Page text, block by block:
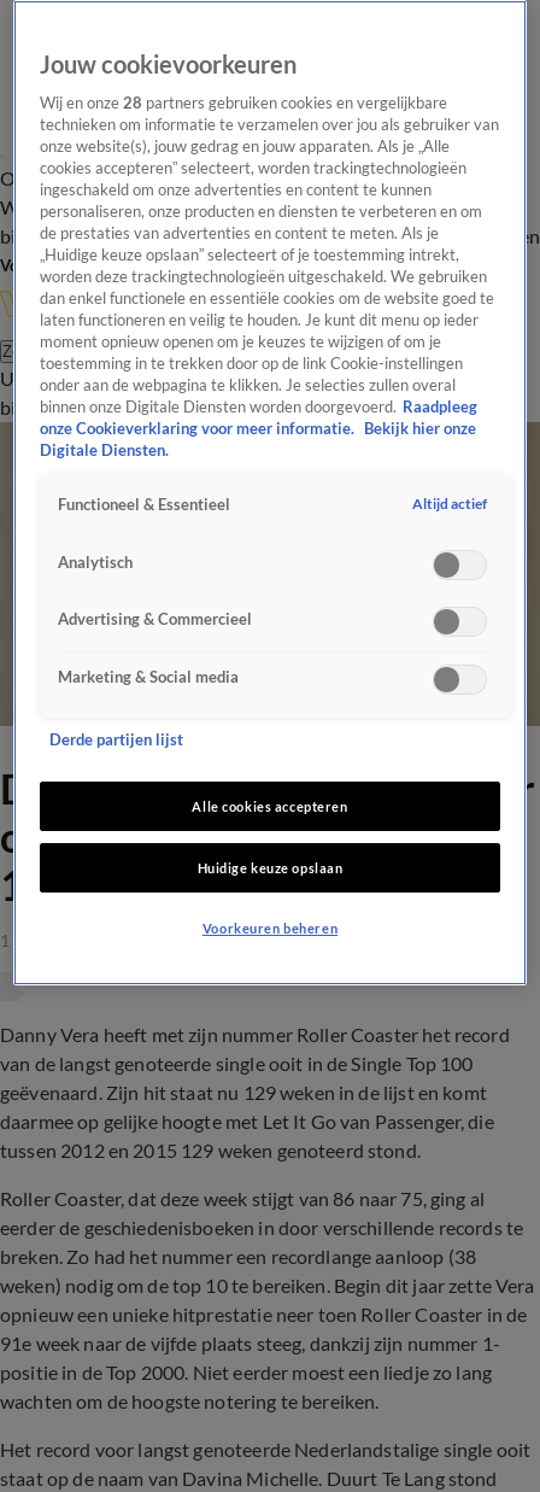
Overzicht Onze programma's Uitzendingen Onze gezichten
In de
WandelgangenInterviewsUitzending
bijwonenPodcastShopVeelgestelde vragenKijkersvraag insturen
Volg Vandaag Inside
Zoeken
UitzendingenVandaag InsideDe OranjezomerShopUitzending
bijwonen
Danny Vera evenaart zes jaar
oud hitrecord in Single Top
100
1 okt 2021, 18:24
Danny Vera heeft met zijn nummer Roller Coaster het record
van de langst genoteerde single ooit in de Single Top 100
geëvenaard. Zijn hit staat nu 129 weken in de lijst en komt
daarmee op gelijke hoogte met Let It Go van Passenger, die
tussen 2012 en 2015 129 weken genoteerd stond.
Roller Coaster, dat deze week stijgt van 86 naar 75, ging al
eerder de geschiedenisboeken in door verschillende records te
breken. Zo had het nummer een recordlange aanloop (38
weken) nodig om de top 10 te bereiken. Begin dit jaar zette Vera
opnieuw een unieke hitprestatie neer toen Roller Coaster in de
91e week naar de vijfde plaats steeg, dankzij zijn nummer 1-
positie in de Top 2000. Niet eerder moest een liedje zo lang
wachten om de hoogste notering te bereiken.
Het record voor langst genoteerde Nederlandstalige single ooit
staat op de naam van Davina Michelle. Duurt Te Lang stond
Jouw cookievoorkeuren
Wij en onze28 partners gebruiken cookies en vergelijkbare
technieken om informatie te verzamelen over jou als gebruiker van
onze website(s), jouw gedrag en jouw apparaten. Als je „Alle
cookies accepteren” selecteert, worden trackingtechnologieën
ingeschakeld om onze advertenties en content te kunnen
personaliseren, onze producten en diensten te verbeteren en om
de prestaties van advertenties en content te meten. Als je
„Huidige keuze opslaan” selecteert of je toestemming intrekt,
worden deze trackingtechnologieën uitgeschakeld. We gebruiken
dan enkel functionele en essentiële cookies om de website goed te
laten functioneren en veilig te houden. Je kunt dit menu op ieder
moment opnieuw openen om je keuzes te wijzigen of om je
toestemming in te trekken door op de link Cookie-instellingen
onder aan de webpagina te klikken. Je selecties zullen overal
binnen onze Digitale Diensten worden doorgevoerd. Raadpleeg
onze Cookieverklaring voor meer informatie.
Bekijk hier onze
Digitale Diensten.
Functioneel & Essentieel Altijd actief
Analytisch
Advertising & Commercieel
Marketing & Social media
Derde partijen lijst
Alle cookies accepteren
Huidige keuze opslaan
Voorkeuren beheren